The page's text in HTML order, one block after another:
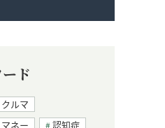
ド
クルマ
マネー
認知症